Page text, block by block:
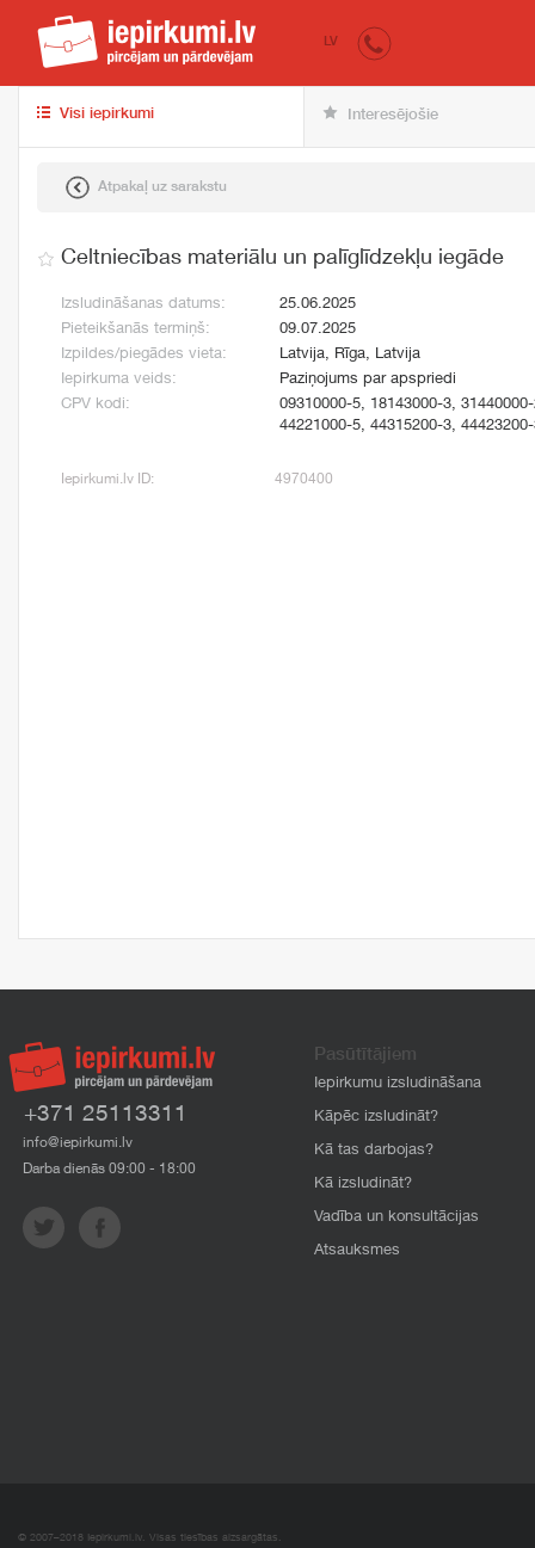
iepirkumi.lv
LV
Visi iepirkumi Interesējošie
Atpakaļ uz sarakstu
Celtniecības materiālu un palīglīdzekļu iegāde
Izsludināšanas datums:
25.06.2025
Pieteikšanās termiņš:
09.07.2025
Izpildes/piegādes vieta:
Latvija, Rīga, Latvija
Iepirkuma veids:
Paziņojums par apspriedi
CPV kodi:
09310000-5, 18143000-3,
44221000-5, 44315200-3,
Iepirkumi.lv ID: 4970400
+371 25113311
info@iepirkumi.lv
Darba dienās 09:00 - 18:00
Pasūtītājiem
Iepirkumu izsludināšana
Kāpēc izsludināt?
Kā tas darbojas?
Kā izsludināt?
Vadība un konsultācijas
Atsauksmes
© 2007–2018 Iepirkumi.lv. Visas tiesības aizsargātas.